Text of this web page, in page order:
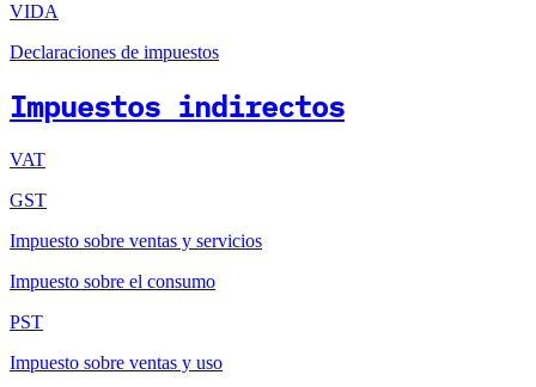
VIDA
Declaraciones de impuestos
Impuestos indirectos
VAT
GST
Impuesto sobre ventas y servicios
Impuesto sobre el consumo
PST
Impuesto sobre ventas y uso